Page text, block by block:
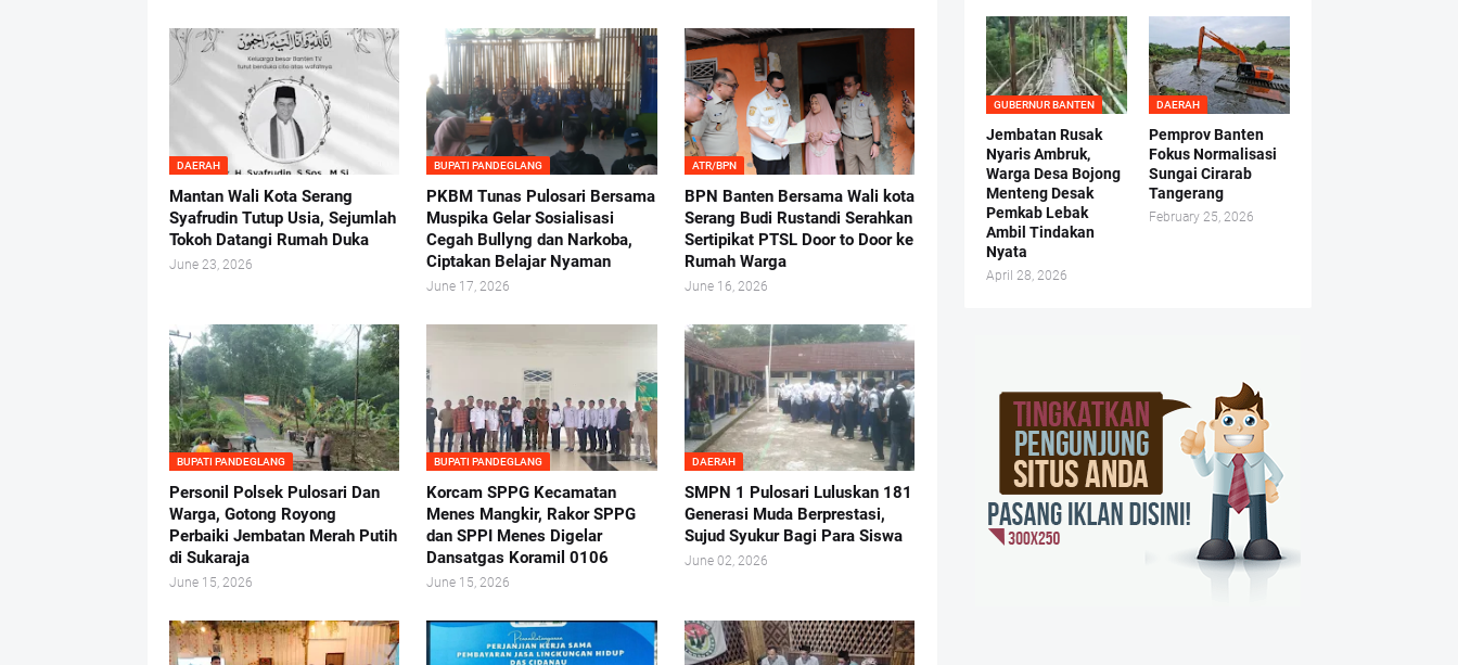
DAERAH
Mantan Wali Kota Serang
Syafrudin Tutup Usia, Sejumlah
Tokoh Datangi Rumah Duka
June 23, 2026
BUPATI PANDEGLANG
PKBM Tunas Pulosari Bersama
Muspika Gelar Sosialisasi
Cegah Bullyng dan Narkoba,
Ciptakan Belajar Nyaman
June 17, 2026
ATR/BPN
BPN Banten Bersama Wali kota
Serang Budi Rustandi Serahkan
Sertipikat PTSL Door to Door ke
Rumah Warga
June 16, 2026
BUPATI PANDEGLANG
Personil Polsek Pulosari Dan
Warga, Gotong Royong
Perbaiki Jembatan Merah Putih
di Sukaraja
June 15, 2026
BUPATI PANDEGLANG
Korcam SPPG Kecamatan
Menes Mangkir, Rakor SPPG
dan SPPI Menes Digelar
Dansatgas Koramil 0106
June 15, 2026
DAERAH
SMPN 1 Pulosari Luluskan 181
Generasi Muda Berprestasi,
Sujud Syukur Bagi Para Siswa
June 02, 2026
GUBERNUR BANTEN
Jembatan Rusak
Nyaris Ambruk,
Warga Desa Bojong
Menteng Desak
Pemkab Lebak
Ambil Tindakan
Nyata
April 28, 2026
DAERAH
Pemprov Banten
Fokus Normalisasi
Sungai Cirarab
Tangerang
February 25, 2026